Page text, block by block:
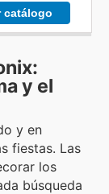
catálogo
y el
y en
fiestas. Las
los
búsqueda